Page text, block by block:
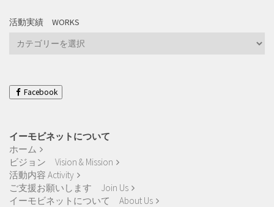
活動実績 WORKS
動
WorksFacebook
イーモビネットについて
ホーム
ビジョン Vision & Mission
活動内容 Activity
ご支援お願いします Join Us
イーモビネットについて About Us